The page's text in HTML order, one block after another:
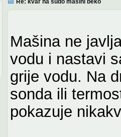
Mašina ne
vodu i nastavi
grije vodu. Na
sonda ili
pokazuje